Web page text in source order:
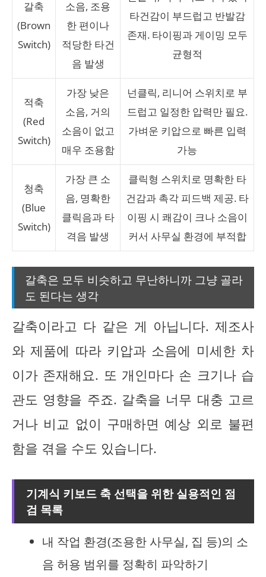
갈축
(Brown
Switch)
소음, 조용
한 편이나
적당한 타건
음 발생
타건감이 부드럽고 반발감
존재. 타이핑과 게이밍 모두
균형적
적축
(Red
Switch)
가장 낮은
소음, 거의
소음이 없고
매우 조용함
넌클릭, 리니어 스위치로 부
드럽고 일정한 압력만 필요.
가벼운 키압으로 빠른 입력
가능
청축
(Blue
Switch)
가장 큰 소
음, 명확한
클릭음과 타
격음 발생
클릭형 스위치로 명확한 타
건감과 촉각 피드백 제공. 타
이핑 시 쾌감이 크나 소음이
커서 사무실 환경에 부적합
갈축은 모두 비슷하고 무난하니까 그냥 골라
도 된다는 생각
갈축이라고 다 같은 게 아닙니다. 제조사
와 제품에 따라 키압과 소음에 미세한 차
이가 존재해요. 또 개인마다 손 크기나 습
관도 영향을 주죠. 갈축을 너무 대충 고르
거나 비교 없이 구매하면 예상 외로 불편
함을 겪을 수도 있습니다.
기계식 키보드 축 선택을 위한 실용적인 점
검 목록
내 작업 환경(조용한 사무실, 집 등)의 소
음 허용 범위를 정확히 파악하기